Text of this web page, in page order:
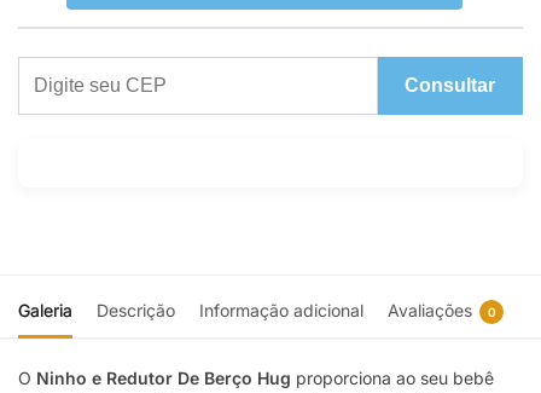
Consultar
Galeria Descrição Informação adicional Avaliações 0
O Ninho e Redutor De Berço Hug proporciona ao seu bebê